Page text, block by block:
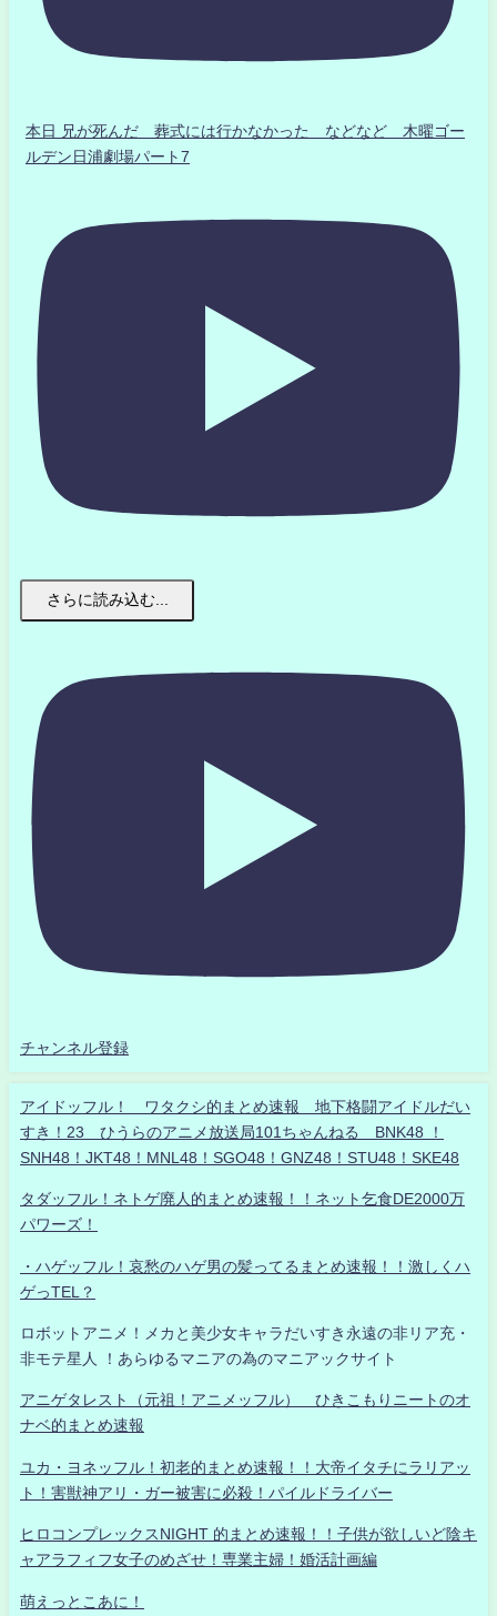
本日 兄が死んだ 葬式には行かなかった などなど 木曜ゴー
ルデン日浦劇場パート7
さらに読み込む...
チャンネル登録
アイドッフル！ ワタクシ的まとめ速報 地下格闘アイドルだい
すき！23 ひうらのアニメ放送局101ちゃんねる BNK48 ！
SNH48！JKT48！MNL48！SGO48！GNZ48！STU48！SKE48
タダッフル！ネトゲ廃人的まとめ速報！！ネット乞食DE2000万
パワーズ！
・ハゲッフル！哀愁のハゲ男の髪ってるまとめ速報！！激しくハ
ゲっTEL？
ロボットアニメ！メカと美少女キャラだいすき永遠の非リア充・
非モテ星人 ！あらゆるマニアの為のマニアックサイト
アニゲタレスト（元祖！アニメッフル） ひきこもりニートのオ
ナベ的まとめ速報
ユカ・ヨネッフル！初老的まとめ速報！！大帝イタチにラリアッ
ト！害獣神アリ・ガー被害に必殺！パイルドライバー
ヒロコンプレックスNIGHT 的まとめ速報！！子供が欲しいど陰キ
ャアラフィフ女子のめざせ！専業主婦！婚活計画編
萌えっとこあに！